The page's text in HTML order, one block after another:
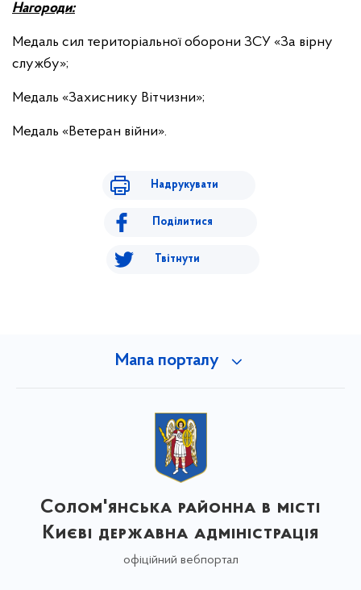
Нагороди:
Медаль сил територіальної оборони ЗСУ «За вірну
службу»;
Медаль «Захиснику Вітчизни»;
Медаль «Ветеран війни».
Надрукувати
Поділитися
Твітнути
Мапа порталу
Солом'янська районна в місті
Києві державна адміністрація
офіційний вебпортал